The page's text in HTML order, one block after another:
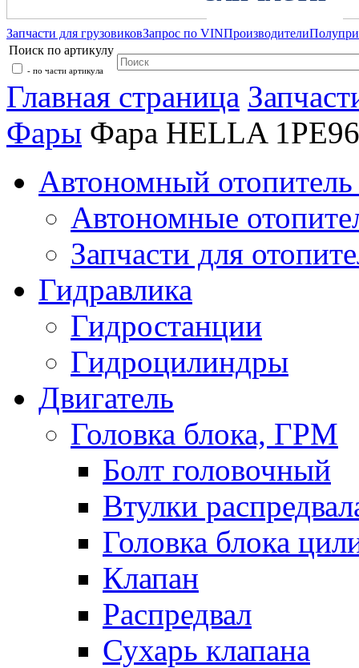
Запчасти для грузовиковЗапрос по VINПроизводители
Поиск по артикулу
- по части артикула
Главная страница
Фары Фара HELLA
Автономный отопитель
Автономные
Запчасти для
Гидравлика
Гидростанции
Гидроцилиндры
Двигатель
Головка блока, ГРМ
Болт головочный
Втулки
Головка блока
Клапан
Распредвал
Сухарь клапана